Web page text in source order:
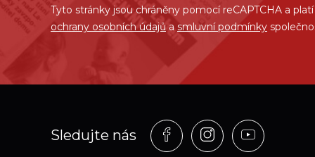
Tyto stránky jsou chráněny pomocí reCAPTCHA a
ochrany osobních údajů a smluvní podmínky
Sledujte nás
Profil
na
Profil
na
Profil
na